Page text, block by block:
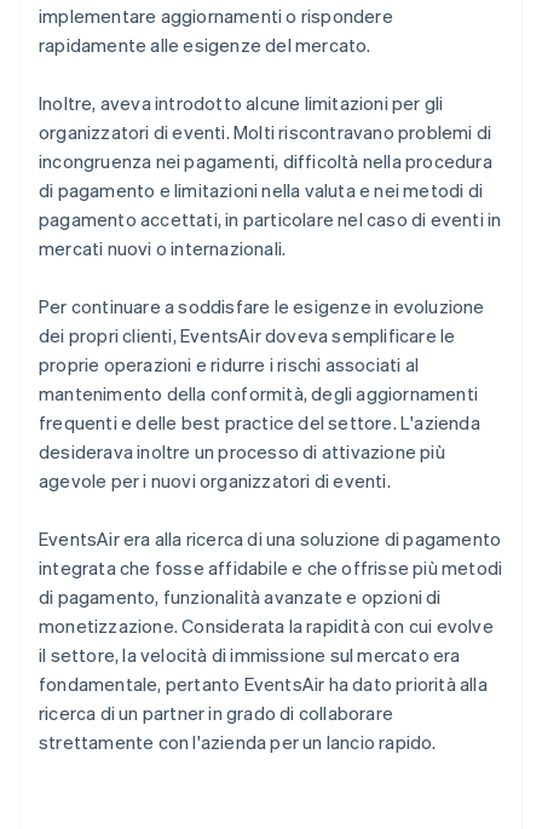
implementare aggiornamenti o rispondere
rapidamente alle esigenze del mercato.
Inoltre, aveva introdotto alcune limitazioni per gli
organizzatori di eventi. Molti riscontravano problemi di
incongruenza nei pagamenti, difficoltà nella procedura
di pagamento e limitazioni nella valuta e nei metodi di
pagamento accettati, in particolare nel caso di eventi in
mercati nuovi o internazionali.
Per continuare a soddisfare le esigenze in evoluzione
dei propri clienti, EventsAir doveva semplificare le
proprie operazioni e ridurre i rischi associati al
mantenimento della conformità, degli aggiornamenti
frequenti e delle best practice del settore. L'azienda
desiderava inoltre un processo di attivazione più
agevole per i nuovi organizzatori di eventi.
EventsAir era alla ricerca di una soluzione di pagamento
integrata che fosse affidabile e che offrisse più metodi
di pagamento, funzionalità avanzate e opzioni di
monetizzazione. Considerata la rapidità con cui evolve
il settore, la velocità di immissione sul mercato era
fondamentale, pertanto EventsAir ha dato priorità alla
ricerca di un partner in grado di collaborare
strettamente con l'azienda per un lancio rapido.